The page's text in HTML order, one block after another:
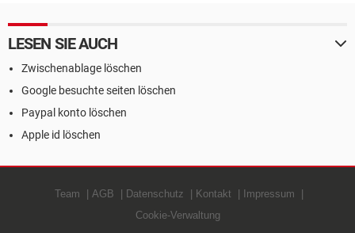
LESEN SIE AUCH
Zwischenablage löschen
Google besuchte seiten löschen
Paypal konto löschen
Apple id löschen
Team AGB Datenschutz Kontakt
Impressum
Cookie-Verwaltung